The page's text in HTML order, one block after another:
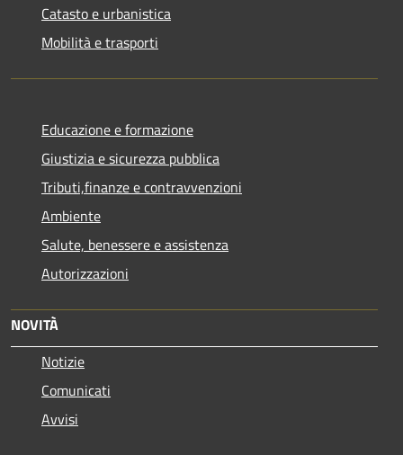
Catasto e urbanistica
Mobilità e trasporti
Educazione e formazione
Giustizia e sicurezza pubblica
Tributi,finanze e contravvenzioni
Ambiente
Salute, benessere e assistenza
Autorizzazioni
NOVITÀ
Notizie
Comunicati
Avvisi